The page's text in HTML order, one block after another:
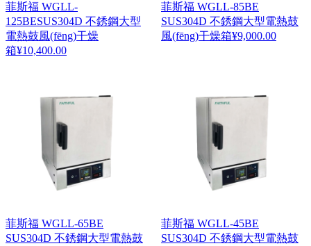
菲斯福 WGLL-
125BESUS304D 不銹鋼大型
電熱鼓風(fēng)干燥
箱¥10,400.00
菲斯福 WGLL-85BE
SUS304D 不銹鋼大型電熱鼓
風(fēng)干燥箱¥9,000.00
菲斯福 WGLL-65BE
SUS304D 不銹鋼大型電熱鼓
菲斯福 WGLL-45BE
SUS304D 不銹鋼大型電熱鼓